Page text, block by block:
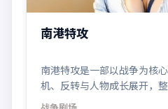
南港特攻
南港特攻是一部以战争为核
机、反转与人物成长展开，
观看。